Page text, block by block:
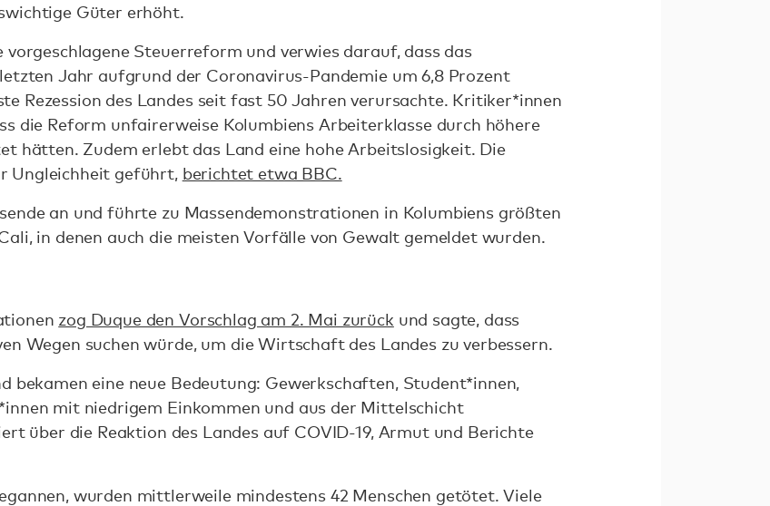
Güter erhöht.
Steuerreform und verwies darauf, dass das
Jahr aufgrund der Coronavirus-Pandemie um 6,8 Prozent
Rezession des Landes seit fast 50 Jahren verursachte. Kritiker*innen
die Reform unfairerweise Kolumbiens Arbeiterklasse durch höhere
hätten. Zudem erlebt das Land eine hohe Arbeitslosigkeit. Die
Ungleichheit geführt, berichtet etwa BBC.
an und führte zu Massendemonstrationen in Kolumbiens größten
in denen auch die meisten Vorfälle von Gewalt gemeldet wurden.
zog Duque den Vorschlag am 2. Mai zurück und sagte, dass
Wegen suchen würde, um die Wirtschaft des Landes zu verbessern.
bekamen eine neue Bedeutung: Gewerkschaften, Student*innen,
mit niedrigem Einkommen und aus der Mittelschicht
über die Reaktion des Landes auf COVID-19, Armut und Berichte
wurden mittlerweile mindestens 42 Menschen getötet. Viele